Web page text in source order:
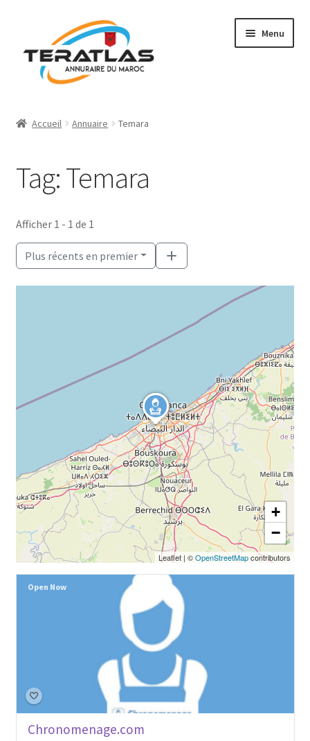
navigation
contenu
Menu
Annuaire
Mon compte
Accueil Annuaire Temara
Tag: Temara
Afficher 1 - 1 de 1
Plus récents en premier
Chronomenage.com
Open Now
+
−
Leaflet | ©OpenStreetMapcontributors